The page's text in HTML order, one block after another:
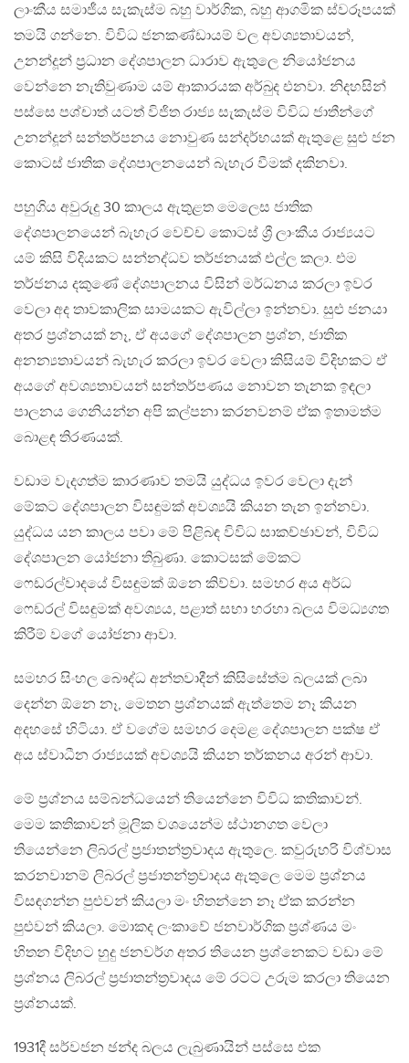
ලාංකීය සමාජීය සැකැස්ම බහු වාර්ගික, බහු ආගමික ස්වරූපයක්
තමයි ගන්නෙ. විවිධ ජනකණ්ඩායම් වල අවශ්‍යතාවයන්,
උනන්දූන් ප්‍රධාන දේශපාලන ධාරාව ඇතුලෙ නියෝජනය
වෙන්නෙ නැතිවුණාම යම් ආකාරයක අර්බුද එනවා. නිදහසින්
පස්සෙ පශ්චාත් යටත් විජිත රාජ්‍ය සැකැස්ම විවිධ ජාතීන්ගේ
උනන්දූන් සන්තර්පනය නොවුණ සන්දර්භයක් ඇතුළෙ සුළු ජන
කොටස් ජාතික දේශපාලනයෙන් බැහැර වීමක් දකිනවා.
පහුගිය අවුරුදු 30 කාලය ඇතුළත මෙලෙස ජාතික
දේශපාලනයෙන් බැහැර වෙච්ච කොටස් ශ්‍රී ලාංකීය රාජ්‍යයට
යම් කිසි විදියකට සන්නද්ධව තර්ජනයක් එල්ල කලා. එම
තර්ජනය දකුණේ දේශපාලනය විසින් මර්ධනය කරලා ඉවර
වෙලා අද තාවකාලික සාමයකට ඇවිල්ලා ඉන්නවා. සුළු ජනයා
අතර ප්‍රශ්නයක් නෑ, ඒ අයගේ දේශපාලන ප්‍රශ්න, ජාතික
අනන්‍යතාවයන් බැහැර කරලා ඉවර වෙලා කිසියම් විදිහකට ඒ
අයගේ අවශ්‍යතාවයන් සන්තර්පණය නොවන තැනක ඉඳලා
පාලනය ගෙනියන්න අපි කල්පනා කරනවනම් ඒක ඉතාමත්ම
බොළඳ තිරණයක්.
වඩාම වැදගත්ම කාරණාව තමයි යුද්ධය ඉවර වෙලා දැන්
මේකට දේශපාලන විසඳුමක් අවශ්‍යයි කියන තැන ඉන්නවා.
යුද්ධය යන කාලය පවා මේ පිළිබඳ විවිධ සාකච්ඡාවන්, විවිධ
දේශපාලන යෝජනා තිබුණා. කොටසක් මේකට
ෆෙඩරල්වාදයේ විසඳුමක් ඕනෙ කිව්වා. සමහර අය අර්ධ
ෆෙඩරල් විසඳුමක් අවශ්‍යය, පළාත් සභා හරහා බලය විමධ්‍යගත
කිරීම් වගේ යෝජනා ආවා.
සමහර සිංහල බෞද්ධ අන්තවාදීන් කිසිසේත්ම බලයක් ලබා
දෙන්න ඕනෙ නෑ, මෙතන ප්‍රශ්නයක් ඇත්තෙම නෑ කියන
අදහසේ හිටියා. ඒ වගේම සමහර දෙමළ දේශපාලන පක්ෂ ඒ
අය ස්වාධීන රාජ්‍යයක් අවශ්‍යයි කියන තර්කනය අරන් ආවා.
මේ ප්‍රශ්නය සම්බන්ධයෙන් තියෙන්නෙ විවිධ කතිකාවන්.
මෙම කතිකාවන් මූලික වශයෙන්ම ස්ථානගත වෙලා
තියෙන්නෙ ලිබරල් ප්‍රජාතන්ත්‍රවාදය ඇතුලෙ. කවුරුහරි විශ්වාස
කරනවානම් ලිබරල් ප්‍රජාතන්ත්‍රවාදය ඇතුලෙ මෙම ප්‍රශ්නය
විසඳගන්න පුළුවන් කියලා මං හිතන්නෙ නෑ ඒක කරන්න
පුළුවන් කියලා. මොකද ලංකාවේ ජනවාර්ගික ප්‍රශ්ණය මං
හිතන විදිහට හුදු ජනවර්ග අතර තියෙන ප්‍රශ්නෙකට වඩා මේ
ප්‍රශ්නය ලිබරල් ප්‍රජාතන්ත්‍රවාදය මේ රටට උරුම කරලා තියෙන
ප්‍රශ්නයක්.
1931දී සර්වජන ඡන්ද බලය ලැබුණායින් පස්සෙ එක